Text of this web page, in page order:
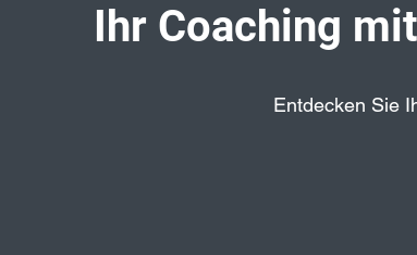
Ihr Coaching
Entdecken Sie